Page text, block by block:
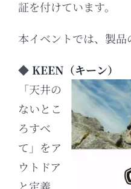
証を付けています。
本イベントでは、製品
◆ KEEN（キーン）
「天井の
ないとこ
ろすべ
て」をア
ウトドア
と定義